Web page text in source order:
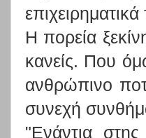
Η πορεία
κανείς. Που
ανθρώπινο
συνεχή
"Ενάντια